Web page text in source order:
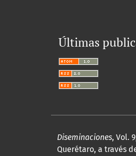
Últimas
Diseminaciones, Vol.
Querétaro, a través